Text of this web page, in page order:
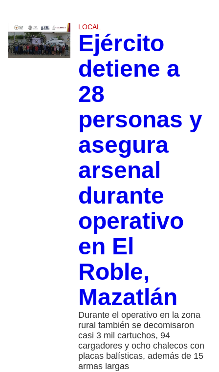
LOCAL
Ejército
detiene a
28
personas y
asegura
arsenal
durante
operativo
en El
Roble,
Mazatlán
Durante el operativo en la zona
rural también se decomisaron
casi 3 mil cartuchos, 94
cargadores y ocho chalecos con
placas balísticas, además de 15
armas largas